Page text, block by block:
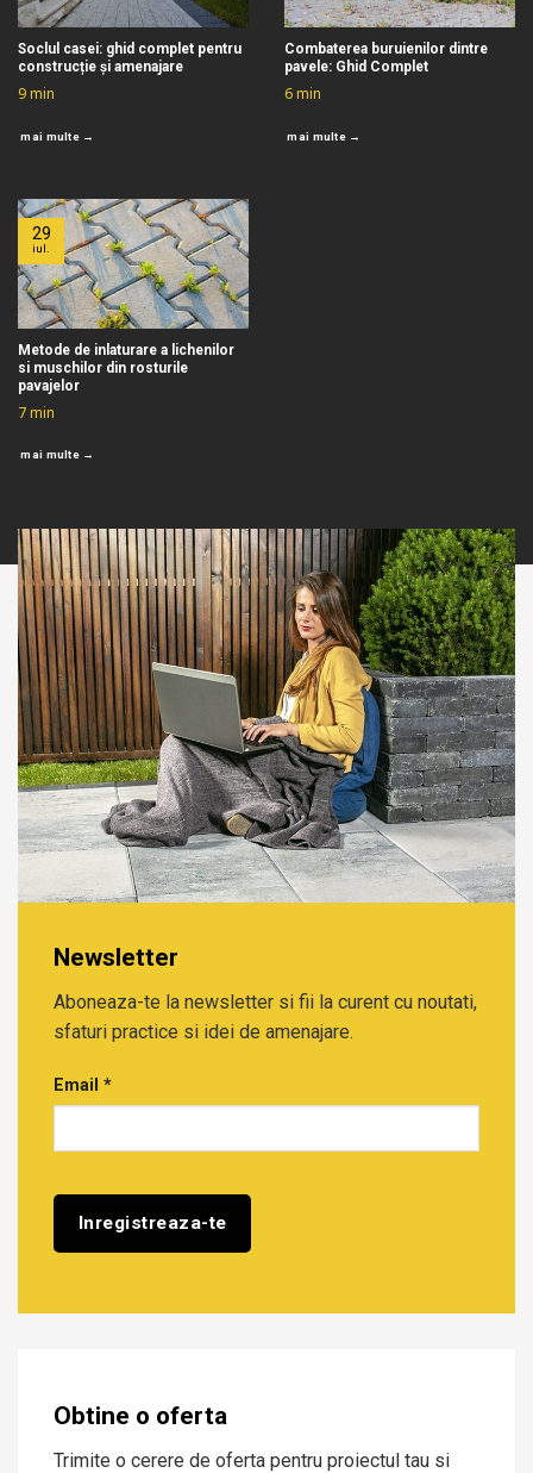
Soclul casei: ghid complet pentru
construcție și amenajare
9min
mai multe →
Combaterea buruienilor dintre
pavele: Ghid Complet
6min
mai multe →
Metode de inlaturare a lichenilor
si muschilor din rosturile
pavajelor
7min
mai multe →
29
iul.
Newsletter
Aboneaza-te la newsletter si fii la curent cu noutati,
sfaturi practice si idei de amenajare.
Email *
Obtine o oferta
Trimite o cerere de oferta pentru proiectul tau si